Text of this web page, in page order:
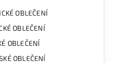
OBLEČENÍ
OBLEČENÍ
OBLEČENÍ
OBLEČENÍ